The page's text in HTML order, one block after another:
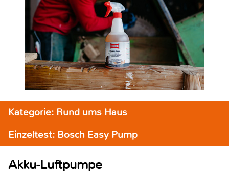
Kategorie: Rund ums Haus
Einzeltest: Bosch Easy Pump
Akku-Luftpumpe